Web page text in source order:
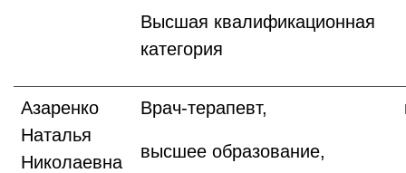
Высшая квалификационная
категория
Азаренко
Наталья
Николаевна
Врач-терапевт,
высшее образование,